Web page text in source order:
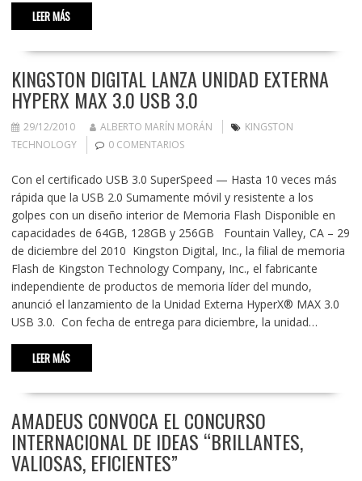
LEER MÁS
KINGSTON DIGITAL LANZA UNIDAD EXTERNA
HYPERX MAX 3.0 USB 3.0
29/12/2010 ALBERTO MARÍN MORÁN
KINGSTON
TECHNOLOGY
0 COMENTARIOS
Con el certificado USB 3.0 SuperSpeed — Hasta 10 veces más
rápida que la USB 2.0 Sumamente móvil y resistente a los
golpes con un diseño interior de Memoria Flash Disponible en
capacidades de 64GB, 128GB y 256GB Fountain Valley, CA – 29
de diciembre del 2010 Kingston Digital, Inc., la filial de memoria
Flash de Kingston Technology Company, Inc., el fabricante
independiente de productos de memoria líder del mundo,
anunció el lanzamiento de la Unidad Externa HyperX® MAX 3.0
USB 3.0. Con fecha de entrega para diciembre, la unidad…
LEER MÁS
AMADEUS CONVOCA EL CONCURSO
INTERNACIONAL DE IDEAS “BRILLANTES,
VALIOSAS, EFICIENTES”